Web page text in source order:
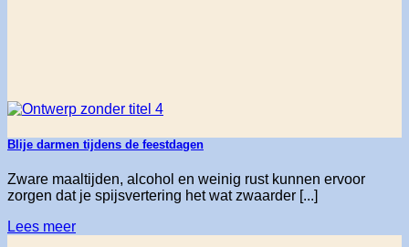
Blije darmen tijdens de feestdagen
Zware maaltijden, alcohol en weinig rust kunnen ervoor
zorgen dat je spijsvertering het wat zwaarder [...]
Lees meer